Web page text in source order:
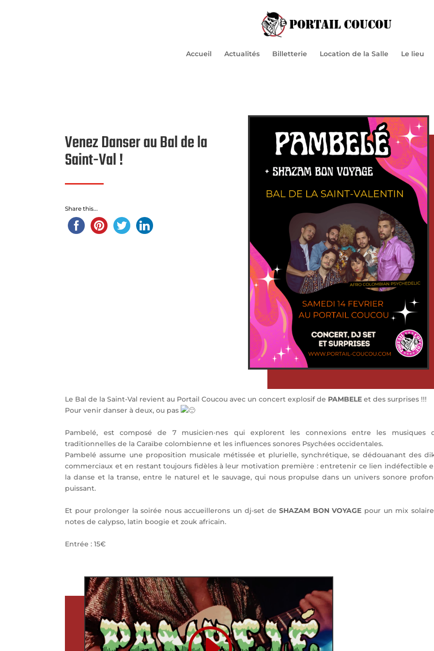
Accueil Actualités Billetterie Location de la Salle Le lieu
Venez Danser au Bal de la
Saint-Val !
Share this...
Le Bal de la Saint-Val revient au Portail Coucou avec un concert explosif de PAMBELE et des surprises !!!
Pour venir danser à deux, ou pas
Pambelé, est composé de 7 musicien·nes qui explorent les connexions entre les musiques
traditionnelles de la Caraïbe colombienne et les influences sonores Psychées occidentales.
Pambelé assume une proposition musicale métissée et plurielle, synchrétique, se dédouanant des
commerciaux et en restant toujours fidèles à leur motivation première : entretenir ce lien indéfectible
la danse et la transe, entre le naturel et le sauvage, qui nous propulse dans un univers sonore
puissant.
Et pour prolonger la soirée nous accueillerons un dj-set deSHAZAM BON VOYAGE pour un mix
notes de calypso, latin boogie et zouk africain.
Entrée : 15€